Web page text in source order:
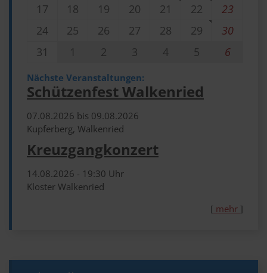
17
18 19 20 21 22
23
24
25 26 27 28 29
30
31
1 2 3 4 5 6
Nächste Veranstaltungen:
Schützenfest Walkenried
07.​08.​2026 bis 09.​08.​2026
Kupferberg, Walkenried
Kreuzgangkonzert
14.​08.​2026 - 19:30 Uhr
Kloster Walkenried
[ mehr ]